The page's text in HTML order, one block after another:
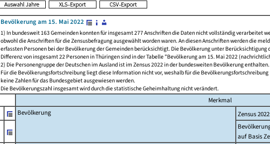
Bevölkerung am 15. Mai 2022
1) In bundesweit 163 Gemeinden konnten für insgesamt 277 Anschriften die Daten nicht vollständig verarbeitet
obwohl die Anschriften für die Zensusbefragung ausgewählt worden waren. An diesen Anschriften werden die
erfassten Personen bei der Bevölkerung der Gemeinden berücksichtigt. Die Bevölkerung unter Berücksichtigung
Differenz von insgesamt 22 Personen in Thüringen sind in der Tabelle "Bevölkerung am 15. Mai 2022
2) Die Personengruppe der Deutschen im Ausland ist im Zensus 2022 in der bundesweiten Bevölkerung enthalten.
Für die Bevölkerungsfortschreibung liegt diese Information nicht vor, weshalb für die Bevölkerungsfortschreibung
keine Zahlen für das Bundesgebiet ausgewiesen werden.
Die Bevölkerungszahl insgesamt wird durch die statistische Geheimhaltung nicht verändert.
Merkmal
Bevölkerung
Zensus 2022
auf Basis